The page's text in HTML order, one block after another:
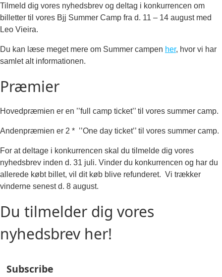
Tilmeld dig vores nyhedsbrev og deltag i konkurrencen om
billetter til vores Bjj Summer Camp fra d. 11 – 14 august med
Leo Vieira.
Du kan læse meget mere om Summer campen her, hvor vi har
samlet alt informationen.
Præmier
Hovedpræmien er en ’’full camp ticket’’ til vores summer camp.
Andenpræmien er 2 * ’’One day ticket’’ til vores summer camp.
For at deltage i konkurrencen skal du tilmelde dig vores
nyhedsbrev inden d. 31 juli. Vinder du konkurrencen og har du
allerede købt billet, vil dit køb blive refunderet. Vi trækker
vinderne senest d. 8 august.
Du tilmelder dig vores
nyhedsbrev her!
Subscribe